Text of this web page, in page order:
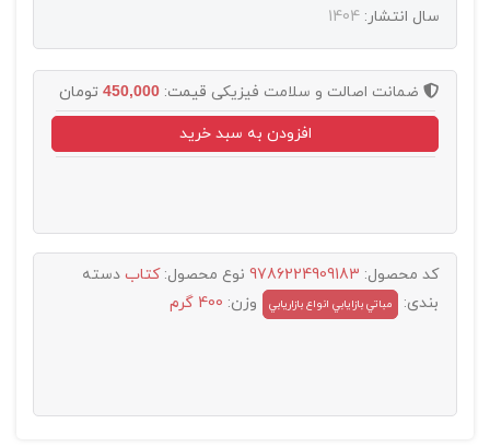
سال انتشار: 1404
ضمانت اصالت و سلامت فیزیکی قیمت: 450,000 تومان
افزودن به سبد خرید
کد محصول: 9786224909183 نوع محصول:کتاب دسته
بندی:
مباتي بازايابي انواع بازاريابي وزن: 400 گرم